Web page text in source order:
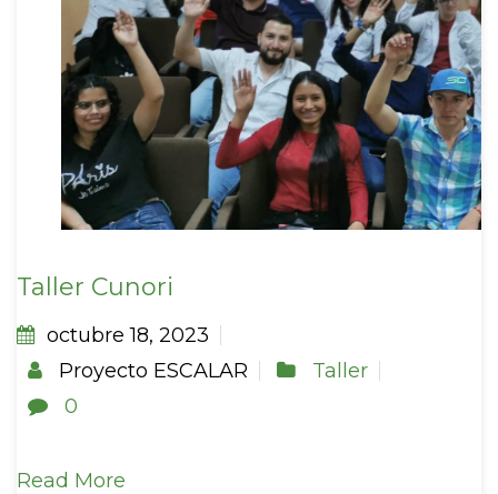
Taller Cunori
octubre 18, 2023
Proyecto ESCALAR
Taller
0
Read More